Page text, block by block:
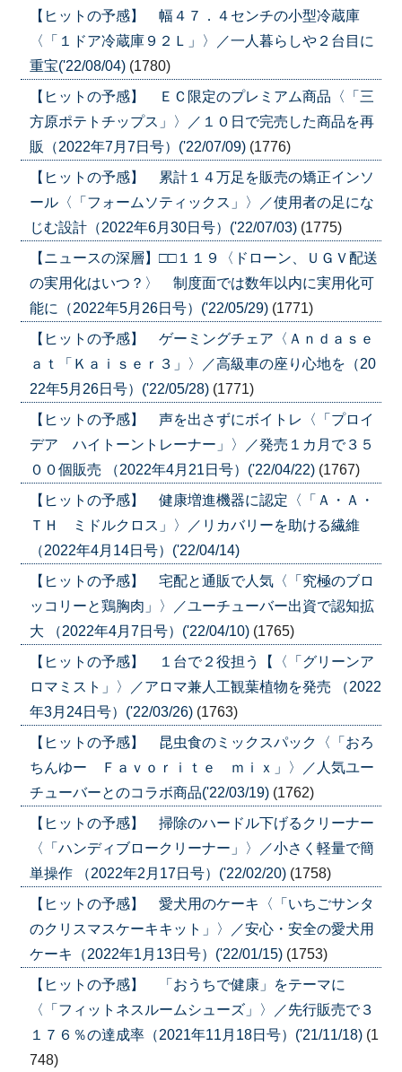
【ヒットの予感】 幅４７．４センチの小型冷蔵庫
〈「１ドア冷蔵庫９２Ｌ」〉／一人暮らしや２台目に
重宝('22/08/04) (1780)
【ヒットの予感】 ＥＣ限定のプレミアム商品〈「三
方原ポテトチップス」〉／１０日で完売した商品を再
販（2022年7月7日号）('22/07/09) (1776)
【ヒットの予感】 累計１４万足を販売の矯正インソ
ール〈「フォームソティックス」〉／使用者の足にな
じむ設計（2022年6月30日号）('22/07/03) (1775)
【ニュースの深層】□□１１９〈ドローン、ＵＧＶ配送
の実用化はいつ？〉 制度面では数年以内に実用化可
能に（2022年5月26日号）('22/05/29) (1771)
【ヒットの予感】 ゲーミングチェア〈Ａｎｄａｓｅ
ａｔ「Ｋａｉｓｅｒ３」〉／高級車の座り心地を（20
22年5月26日号）('22/05/28) (1771)
【ヒットの予感】 声を出さずにボイトレ〈「プロイ
デア ハイトーントレーナー」〉／発売１カ月で３５
００個販売 （2022年4月21日号）('22/04/22) (1767)
【ヒットの予感】 健康増進機器に認定〈「Ａ・Ａ・
ＴＨ ミドルクロス」〉／リカバリーを助ける繊維
（2022年4月14日号）('22/04/14)
【ヒットの予感】 宅配と通販で人気〈「究極のブロ
ッコリーと鶏胸肉」〉／ユーチューバー出資で認知拡
大 （2022年4月7日号）('22/04/10) (1765)
【ヒットの予感】 １台で２役担う【〈「グリーンア
ロマミスト」〉／アロマ兼人工観葉植物を発売 （2022
年3月24日号）('22/03/26) (1763)
【ヒットの予感】 昆虫食のミックスパック〈「おろ
ちんゆー Ｆａｖｏｒｉｔｅ ｍｉｘ」〉／人気ユー
チューバーとのコラボ商品('22/03/19) (1762)
【ヒットの予感】 掃除のハードル下げるクリーナー
〈「ハンディブロークリーナー」〉／小さく軽量で簡
単操作 （2022年2月17日号）('22/02/20) (1758)
【ヒットの予感】 愛犬用のケーキ〈「いちごサンタ
のクリスマスケーキキット」〉／安心・安全の愛犬用
ケーキ（2022年1月13日号）('22/01/15) (1753)
【ヒットの予感】 「おうちで健康」をテーマに
〈「フィットネスルームシューズ」〉／先行販売で３
１７６％の達成率（2021年11月18日号）('21/11/18) (1
748)